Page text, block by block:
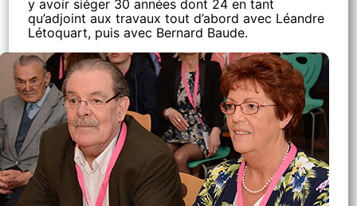
y avoir siéger 30 années dont 24 en tant
qu’adjoint aux travaux tout d’abord avec Léandre
Létoquart, puis avec Bernard Baude.